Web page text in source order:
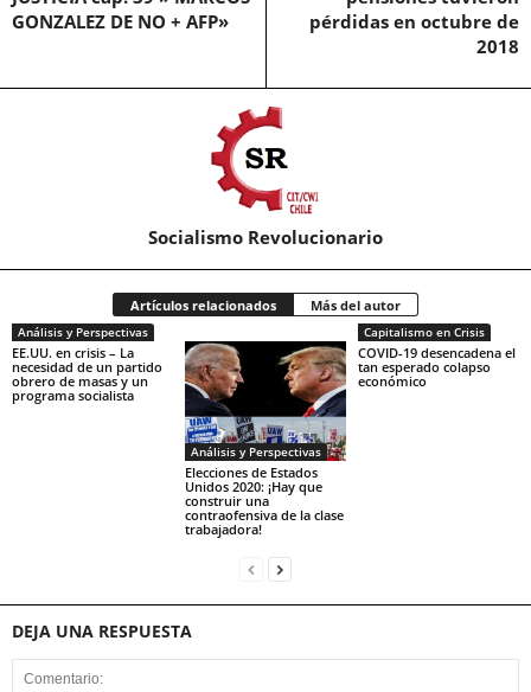
GONZALEZ DE NO + AFP»
pérdidas en octubre de
2018
Socialismo Revolucionario
Artículos relacionados Más del autor
Análisis y Perspectivas
EE.UU. en crisis – La
necesidad de un partido
obrero de masas y un
programa socialista
Análisis y Perspectivas
Elecciones de Estados
Unidos 2020: ¡Hay que
construir una
contraofensiva de la clase
trabajadora!
Capitalismo en Crisis
COVID-19 desencadena el
tan esperado colapso
económico
DEJA UNA RESPUESTA